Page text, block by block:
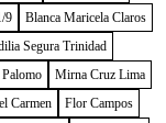
9
Blanca Maricela Claros
Segura Trinidad
Mirna Cruz Lima
Carmen
Flor Campos